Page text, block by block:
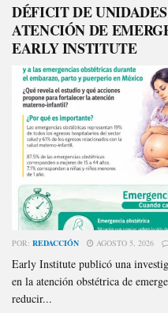
DÉFICIT DE
ATENCIÓN DE
EARLY INSTITUTE
POR: REDACCIÓN AGOSTO 5, 2026
Early Institute publicó una
en la atención obstétrica de
reducir...